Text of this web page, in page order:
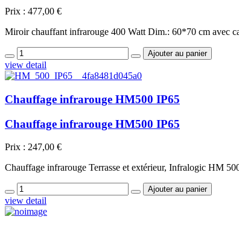
Prix : 477,00 €
Miroir chauffant infrarouge 400 Watt Dim.: 60*70 cm avec
view detail
Chauffage infrarouge HM500 IP65
Chauffage infrarouge HM500 IP65
Prix : 247,00 €
Chauffage infrarouge Terrasse et extérieur, Infralogic HM
view detail